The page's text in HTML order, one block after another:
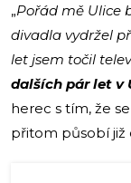
„Pořád mě Ulice
divadla vydržel
let jsem točil
dalších pár let v
herec s tím, že
přitom působí již